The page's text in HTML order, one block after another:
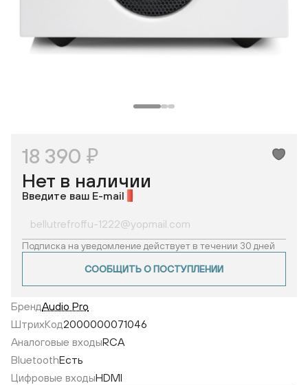
18 390 ₽
Нет в наличии
Введите ваш E-mail
Подписка на уведомление действует в течении 30 дней
СООБЩИТЬ О ПОСТУПЛЕНИИ
БрендAudio Pro
ШтрихКод2000000071046
Аналоговые входыRCA
BluetoothЕсть
Цифровые входыHDMI